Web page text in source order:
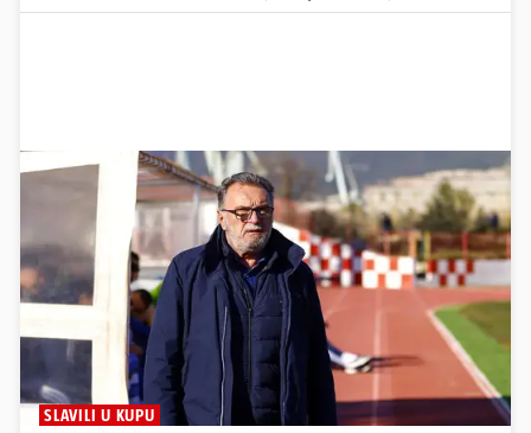
SLAVILI U KUPU